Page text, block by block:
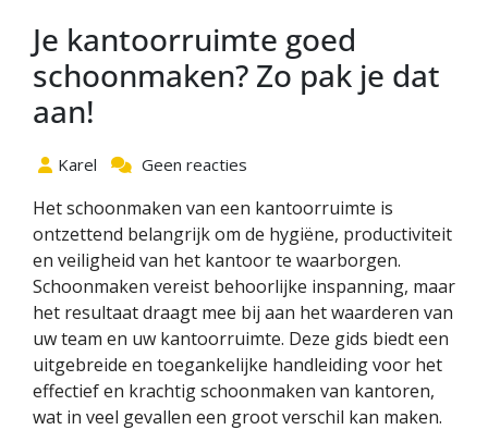
Je kantoorruimte goed
schoonmaken? Zo pak je dat
aan!
Karel Geen reacties
Het schoonmaken van een kantoorruimte is
ontzettend belangrijk om de hygiëne, productiviteit
en veiligheid van het kantoor te waarborgen.
Schoonmaken vereist behoorlijke inspanning, maar
het resultaat draagt mee bij aan het waarderen van
uw team en uw kantoorruimte. Deze gids biedt een
uitgebreide en toegankelijke handleiding voor het
effectief en krachtig schoonmaken van kantoren,
wat in veel gevallen een groot verschil kan maken.